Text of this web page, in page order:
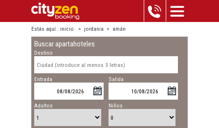
Estás aquí : inicio > jordania > amán
Buscar apartahoteles
Destino
Entrada Salida
Adultos Niños